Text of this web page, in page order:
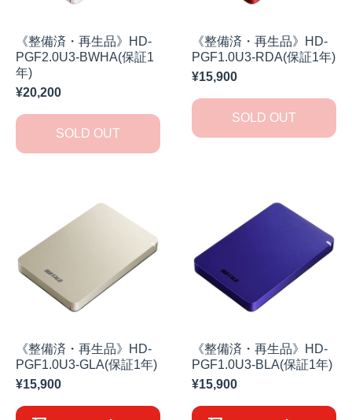
《整備済・再生品》HD-
PGF2.0U3-BWHA(保証1
年)
¥20,200
SOLD OUT
《整備済・再生品》HD-
PGF1.0U3-RDA(保証1年)
¥15,900
SOLD OUT
《整備済・再生品》HD-
PGF1.0U3-GLA(保証1年)
¥15,900
《整備済・再生品》HD-
PGF1.0U3-BLA(保証1年)
¥15,900